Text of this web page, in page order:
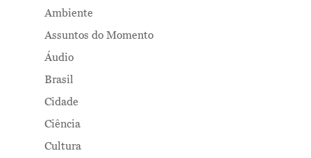
Ambiente
Assuntos do Momento
Áudio
Brasil
Cidade
Ciência
Cultura